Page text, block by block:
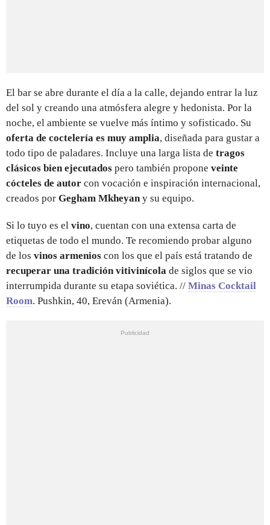
El bar se abre durante el día a la calle, dejando entrar la luz
del sol y creando una atmósfera alegre y hedonista. Por la
noche, el ambiente se vuelve más íntimo y sofisticado. Su
oferta de coctelería es muy amplia, diseñada para gustar a
todo tipo de paladares. Incluye una larga lista de tragos
clásicos bien ejecutados pero también propone veinte
cócteles de autor con vocación e inspiración internacional,
creados por Gegham Mkheyany su equipo.
Si lo tuyo es el vino, cuentan con una extensa carta de
etiquetas de todo el mundo. Te recomiendo probar alguno
de los vinos armenios con los que el país está tratando de
recuperar una tradición vitivinícola de siglos que se vio
interrumpida durante su etapa soviética. // Minas Cocktail
Room. Pushkin, 40, Ereván (Armenia).